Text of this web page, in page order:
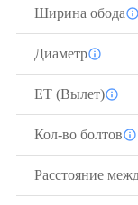
Ширина обода
Диаметр
ЕТ (Вылет)
Кол-во болтов
Расстояние